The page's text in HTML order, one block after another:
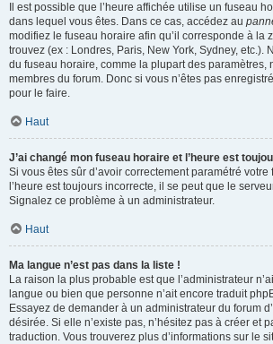
Il est possible que l’heure affichée utilise un fuseau
dans lequel vous êtes. Dans ce cas, accédez au
modifiez le fuseau horaire afin qu’il corresponde à la
trouvez (ex : Londres, Paris, New York, Sydney, etc.).
du fuseau horaire, comme la plupart des paramètres,
membres du forum. Donc si vous n’êtes pas
pour le faire.
Haut
J’ai changé mon fuseau horaire et l’heure est
Si vous êtes sûr d’avoir correctement paramétré
l’heure est toujours incorrecte, il se peut que le
Signalez ce problème à un administrateur.
Haut
Ma langue n’est pas dans la liste !
La raison la plus probable est que l’administrateur
langue ou bien que personne n’ait encore traduit
Essayez de demander à un administrateur du forum
désirée. Si elle n’existe pas, n’hésitez pas à créer et
traduction. Vous trouverez plus d’informations sur le